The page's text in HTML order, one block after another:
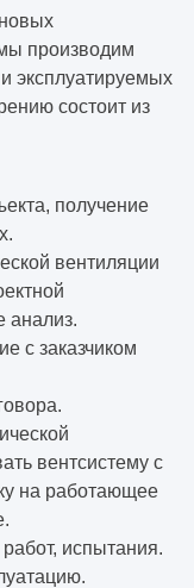
производим
эксплуатируемых
состоит из
получение
вентиляции
анализ.
с заказчиком
вентсистему с
на работающее
испытания.